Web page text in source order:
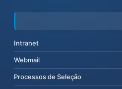
Intranet
Webmail
Processos de Seleção